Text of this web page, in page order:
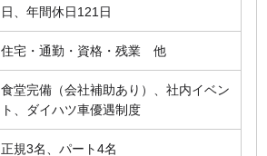
日、年間休日121日
住宅・通勤・資格・残業 他
食堂完備（会社補助あり）、社内イベン
ト、ダイハツ車優遇制度
正規3名、パート4名